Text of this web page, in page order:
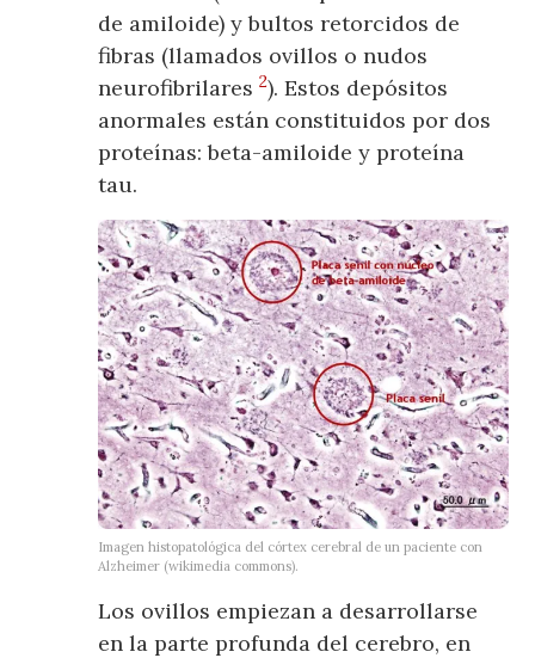
de amiloide) y bultos retorcidos de
fibras (llamados ovillos o nudos
neurofibrilares2). Estos depósitos
anormales están constituidos por dos
proteínas: beta-amiloide y proteína
tau.
Imagen histopatológica del córtex cerebral de un paciente con
Alzheimer (wikimedia commons).
Los ovillos empiezan a desarrollarse
en la parte profunda del cerebro, en